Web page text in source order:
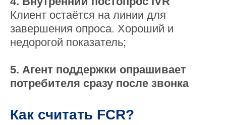
Клиент остаётся на линии для
завершения опроса. Хороший и
недорогой показатель;
5. Агент поддержки опрашивает
потребителя сразу после звонка
Как считать FCR?